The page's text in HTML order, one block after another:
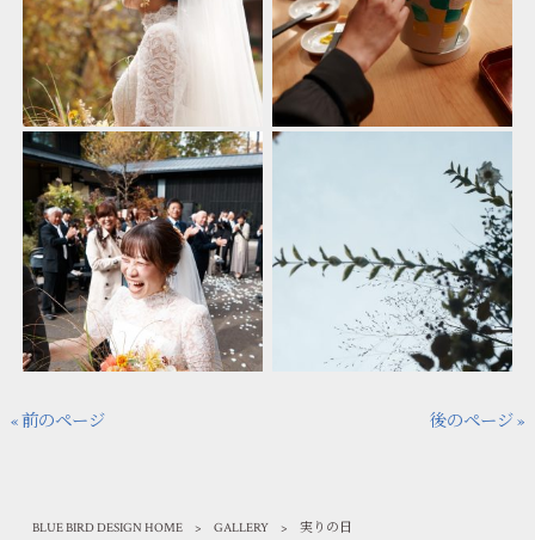
« 前のページ 後のページ »
BLUE BIRD DESIGN HOME > GALLERY > 実りの日